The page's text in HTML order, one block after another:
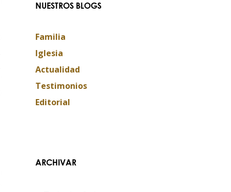
NUESTROS BLOGS
Familia
Iglesia
Actualidad
Testimonios
Editorial
ARCHIVAR